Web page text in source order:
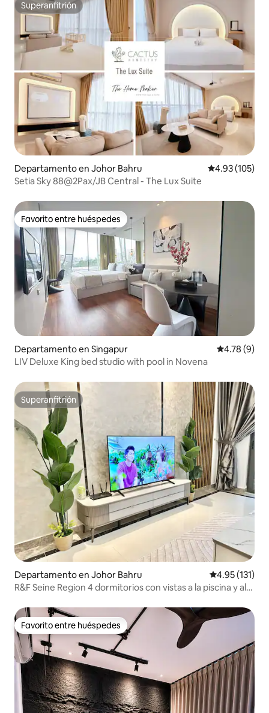
Superanfitrión
Superanfitrión
Departamento en Johor Bahru Calificación
4.93 (105)
Setia Sky 88@2Pax/JB Central - The Lux Suite
Favorito entre huéspedes
Favorito entre huéspedes
Departamento en Singapur Calificación
4.78 (9)
LIV Deluxe King bed studio with pool in Novena
Superanfitrión
Superanfitrión
Departamento en Johor Bahru Calificación
4.95 (131)
R&F Seine Region 4 dormitorios con vistas a la piscina y al
Favorito entre huéspedes
Favorito entre huéspedes